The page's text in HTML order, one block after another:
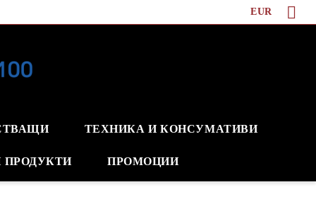
EUR
ТЕХНИКА И КОНСУМАТИВИ
ПРОДУКТИ ПРОМОЦИИ